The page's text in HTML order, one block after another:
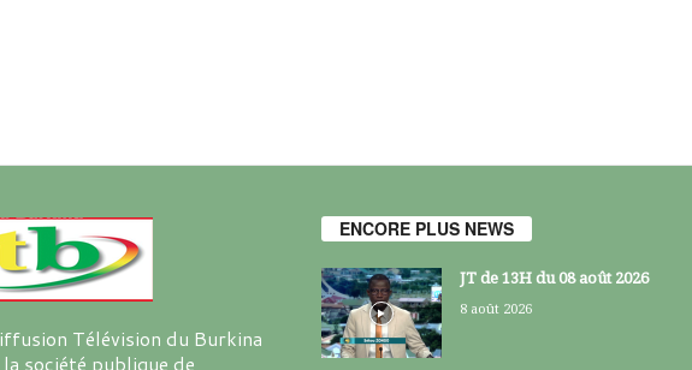
Télévision du Burkina
société publique de
ENCORE PLUS NEWS
JT de 13H du 08 août 2026
8 août 2026